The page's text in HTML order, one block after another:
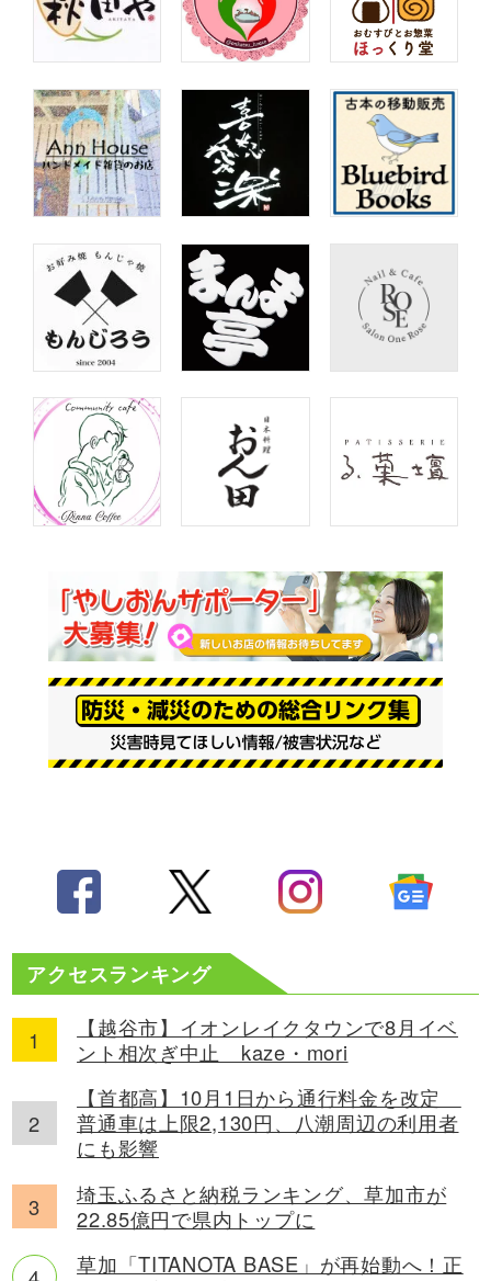
アクセスランキング
【越谷市】イオンレイクタウンで8月イベ
ント相次ぎ中止 kaze・mori
【首都高】10月1日から通行料金を改定
普通車は上限2,130円、八潮周辺の利用者
にも影響
埼玉ふるさと納税ランキング、草加市が
22.85億円で県内トップに
草加「TITANOTA BASE」が再始動へ！正